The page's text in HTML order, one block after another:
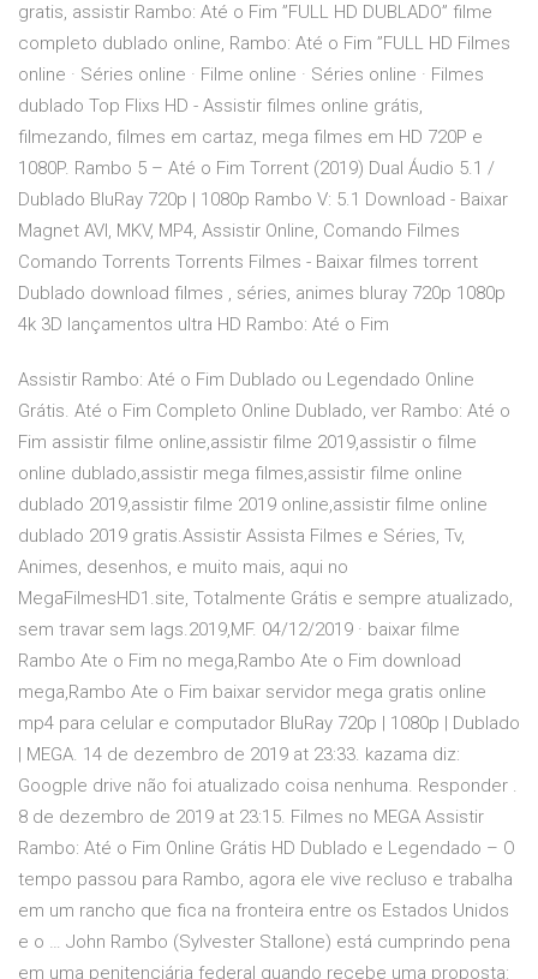
gratis, assistir Rambo: Até o Fim ”FULL HD DUBLADO” filme
completo dublado online, Rambo: Até o Fim ”FULL HD Filmes
online · Séries online · Filme online · Séries online · Filmes
dublado Top Flixs HD - Assistir filmes online grátis,
filmezando, filmes em cartaz, mega filmes em HD 720P e
1080P. Rambo 5 – Até o Fim Torrent (2019) Dual Áudio 5.1 /
Dublado BluRay 720p | 1080p Rambo V: 5.1 Download - Baixar
Magnet AVI, MKV, MP4, Assistir Online, Comando Filmes
Comando Torrents Torrents Filmes - Baixar filmes torrent
Dublado download filmes , séries, animes bluray 720p 1080p
4k 3D lançamentos ultra HD Rambo: Até o Fim
Assistir Rambo: Até o Fim Dublado ou Legendado Online
Grátis. Até o Fim Completo Online Dublado, ver Rambo: Até o
Fim assistir filme online,assistir filme 2019,assistir o filme
online dublado,assistir mega filmes,assistir filme online
dublado 2019,assistir filme 2019 online,assistir filme online
dublado 2019 gratis.Assistir Assista Filmes e Séries, Tv,
Animes, desenhos, e muito mais, aqui no
MegaFilmesHD1.site, Totalmente Grátis e sempre atualizado,
sem travar sem lags.2019,MF. 04/12/2019 · baixar filme
Rambo Ate o Fim no mega,Rambo Ate o Fim download
mega,Rambo Ate o Fim baixar servidor mega gratis online
mp4 para celular e computador BluRay 720p | 1080p | Dublado
| MEGA. 14 de dezembro de 2019 at 23:33. kazama diz:
Googple drive não foi atualizado coisa nenhuma. Responder .
8 de dezembro de 2019 at 23:15. Filmes no MEGA Assistir
Rambo: Até o Fim Online Grátis HD Dublado e Legendado – O
tempo passou para Rambo, agora ele vive recluso e trabalha
em um rancho que fica na fronteira entre os Estados Unidos
e o … John Rambo (Sylvester Stallone) está cumprindo pena
em uma penitenciária federal quando recebe uma proposta: